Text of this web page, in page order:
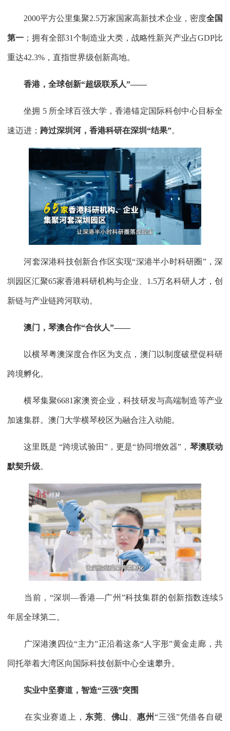
2000平方公里集聚2.5万家国家高新技术企业，密度全国
第一 ；拥有全部31个制造业大类，战略性新兴产业占GDP比
重达42.3%，直指世界级创新高地。
香港，全球创新“超级联系人”——
坐拥 5 所全球百强大学，香港锚定国际科创中心目标全
速迈进； 跨过深圳河，香港科研在深圳“结果”。
河套深港科技创新合作区实现“深港半小时科研圈”，深
圳园区汇聚65家香港科研机构与企业、1.5万名科研人才，创
新链与产业链跨河联动。
澳门，琴澳合作“合伙人”——
以横琴粤澳深度合作区为支点，澳门以制度破壁促科研
跨境孵化。
横琴集聚6681家澳资企业，科技研发与高端制造等产业
加速集群。澳门大学横琴校区为融合注入动能。
这里既是 “跨境试验田”，更是“协同增效器”， 琴澳联动
默契升级。
当前，“深圳—香港—广州”科技集群的创新指数连续5
年居全球第二。
广深港澳四位“主力”正沿着这条“人字形”黄金走廊，共
同托举着大湾区向国际科技创新中心全速攀升。
实业中坚赛道，智造“三强”突围
在实业赛道上， 东莞 佛山 、惠州 “三强”凭借各自硬